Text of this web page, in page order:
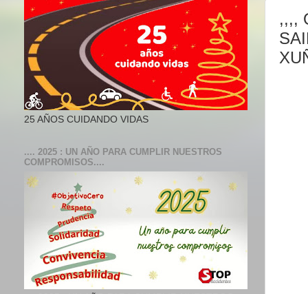
,,,,
25 AÑOS CUIDANDO VIDAS
.... 2025 : UN AÑO PARA CUMPLIR NUESTROS
COMPROMISOS....